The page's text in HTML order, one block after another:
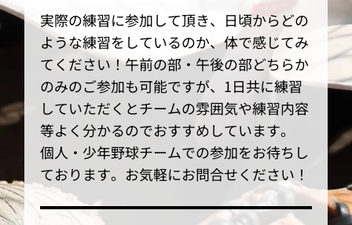
実際の練習に参加して頂き、日頃からどの
ような練習をしているのか、体で感じてみ
てください！午前の部・午後の部どちらか
のみのご参加も可能ですが、1日共に練習
していただくとチームの雰囲気や練習内容
等よく分かるのでおすすめしています。
個人・少年野球チームでの参加をお待ちし
ております。お気軽にお問合せください！